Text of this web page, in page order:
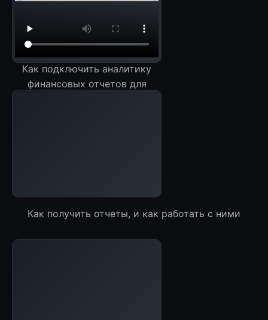
Как подключить аналитику
финансовых отчетов для
Как получить отчеты, и как работать с ними